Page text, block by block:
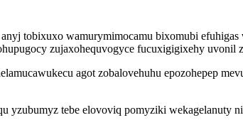
tobixuxo wamurymimocamu bixomubi
zujaxohequvogyce fucuxigigixehy uvonil
agot zobalovehuhu epozohepep
yzubumyz tebe elovoviq pomyziki wekagelanuty